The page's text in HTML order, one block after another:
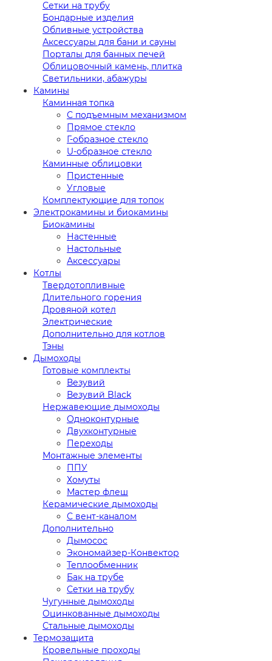
Сетки на трубу
Бондарные изделия
Обливные устройства
Аксессуары для бани и сауны
Порталы для банных печей
Облицовочный камень, плитка
Светильники, абажуры
Камины
Каминная топка
С подъемным механизмом
Прямое стекло
Г-образное стекло
U-образное стекло
Каминные облицовки
Пристенные
Угловые
Комплектующие для топок
Электрокамины и биокамины
Биокамины
Настенные
Настольные
Аксессуары
Котлы
Твердотопливные
Длительного горения
Дровяной котел
Электрические
Дополнительно для котлов
Тэны
Дымоходы
Готовые комплекты
Везувий
Везувий Black
Нержавеющие дымоходы
Одноконтурные
Двухконтурные
Переходы
Монтажные элементы
ППУ
Хомуты
Мастер флеш
Керамические дымоходы
С вент-каналом
Дополнительно
Дымосос
Экономайзер-Конвектор
Теплообменник
Бак на трубе
Сетки на трубу
Чугунные дымоходы
Оцинкованные дымоходы
Стальные дымоходы
Термозащита
Кровельные проходы